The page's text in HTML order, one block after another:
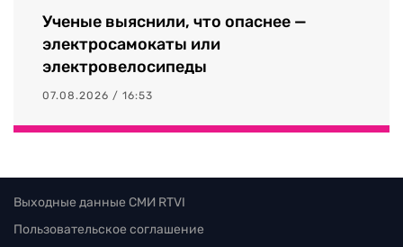
Ученые выяснили, что опаснее —
электросамокаты или
электровелосипеды
07.08.2026 / 16:53
Выходные данные СМИ RTVI
Пользовательское соглашение